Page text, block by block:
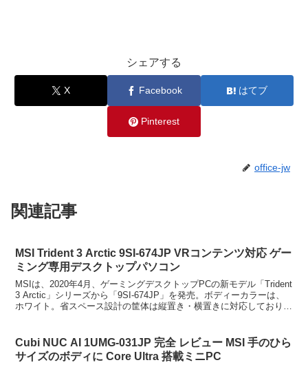
シェアする
X Facebook はてブ
Pinterest
office-jw
関連記事
MSI Trident 3 Arctic 9SI-674JP VRコンテンツ対応 ゲー
ミング専用デスクトップパソコン
MSIは、2020年4月、ゲーミングデスクトップPCの新モデル「Trident
3 Arctic」シリーズから「9SI-674JP」を発売。ボディーカラーは、
ホワイト。省スペース設計の筐体は縦置き・横置きに対応しており、
Cubi NUC AI 1UMG-031JP 完全 レビュー MSI 手のひら
サイズのボディに Core Ultra 搭載ミニPC